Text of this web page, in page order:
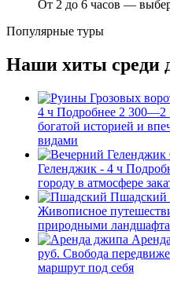
От 2 до 6 часов —
Популярные туры
Наши хиты среди
4 ч Подробнее 2 300—2
богатой историей и
видами
Геленджик - 4 ч
городу в атмосфере
Пшадский
Живописное
природными
руб. Свобода
маршрут под себя